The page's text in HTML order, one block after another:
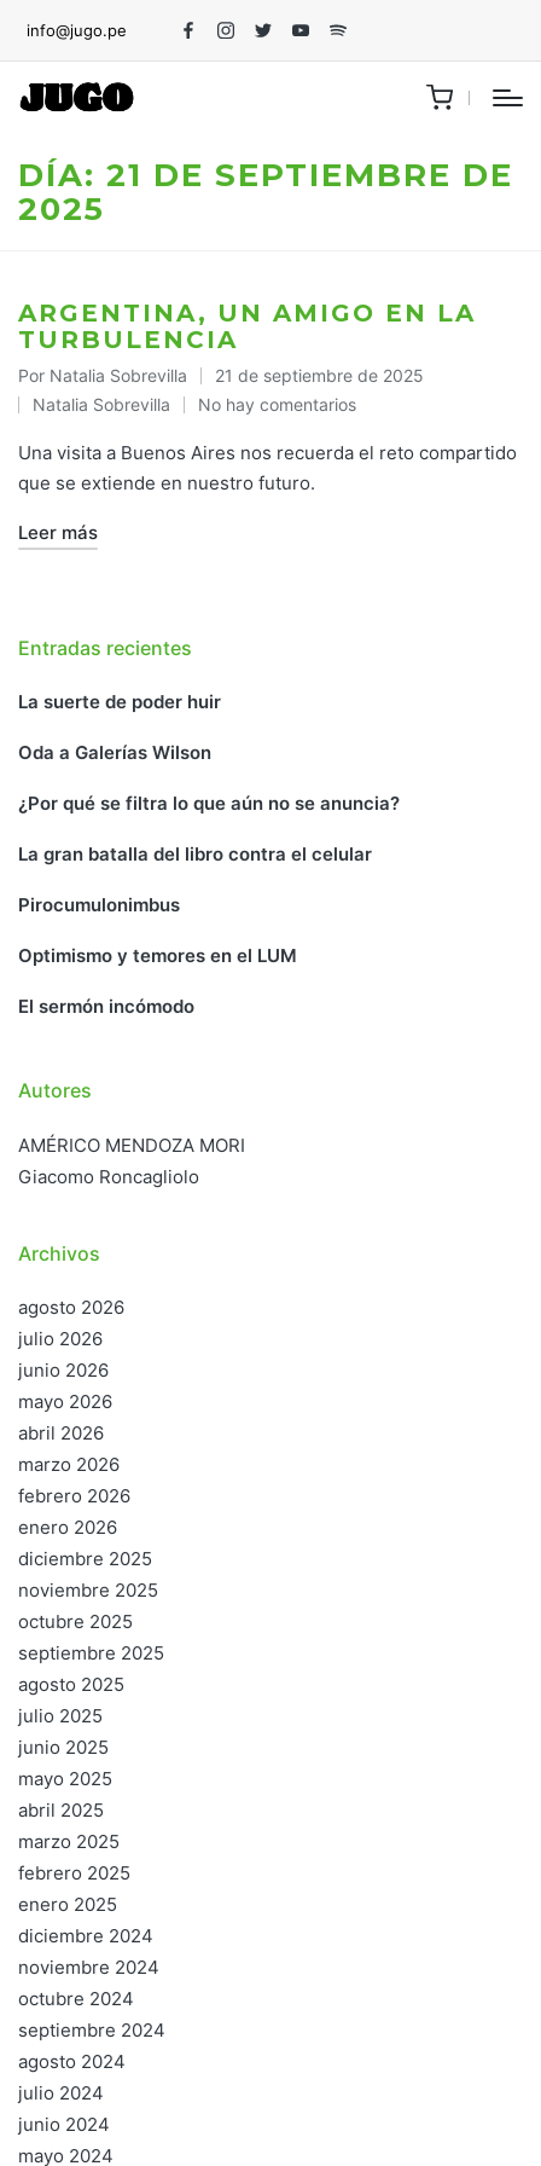
info@jugo.pe
FacebookInstagram
TwitterYoutubeSpotify
DÍA: 21 DE SEPTIEMBRE DE
2025
ARGENTINA, UN AMIGO EN LA
TURBULENCIA
Publicado
por
Por Natalia Sobrevilla 21 de septiembre de 2025
Publicado
en
Natalia Sobrevilla No hay comentarios
Una visita a Buenos Aires nos recuerda el reto compartido
que se extiende en nuestro futuro.
Leer más
Entradas recientes
La suerte de poder huir
Oda a Galerías Wilson
¿Por qué se filtra lo que aún no se anuncia?
La gran batalla del libro contra el celular
Pirocumulonimbus
Optimismo y temores en el LUM
El sermón incómodo
Autores
AMÉRICO MENDOZA MORI
Giacomo Roncagliolo
Archivos
agosto 2026
julio 2026
junio 2026
mayo 2026
abril 2026
marzo 2026
febrero 2026
enero 2026
diciembre 2025
noviembre 2025
octubre 2025
septiembre 2025
agosto 2025
julio 2025
junio 2025
mayo 2025
abril 2025
marzo 2025
febrero 2025
enero 2025
diciembre 2024
noviembre 2024
octubre 2024
septiembre 2024
agosto 2024
julio 2024
junio 2024
mayo 2024